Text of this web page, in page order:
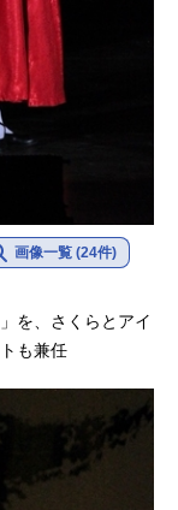
画像一覧 (24件)
を、さくらとアイ
も兼任